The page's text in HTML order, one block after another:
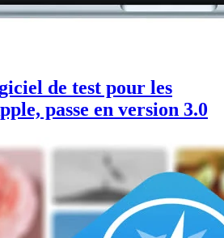
de test pour les
passe en version 3.0